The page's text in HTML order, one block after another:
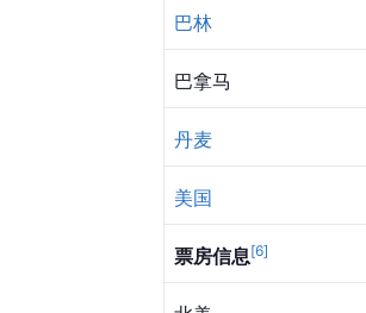
巴林
巴拿马
丹麦
美国
票房信息[6]